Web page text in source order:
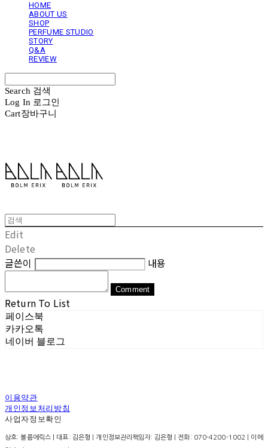
HOME
ABOUT US
SHOP
PERFUME STUDIO
STORY
Q&A
REVIEW
Search 검색
Log In 로그인
Cart장바구니
Edit
Delete
글쓴이
내용
Comment
Return To List
페이스북
카카오톡
네이버 블로그
이용약관
개인정보처리방침
사업자정보확인
상호: 볼름에릭스 | 대표: 김은형 | 개인정보관리책임자: 김은형 | 전화: 070-4200-1002 | 이메